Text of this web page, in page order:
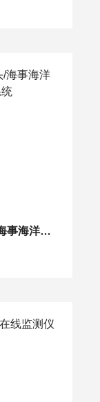
OSEN-NJD港口码头/海事海洋能见度高低在线监测系统